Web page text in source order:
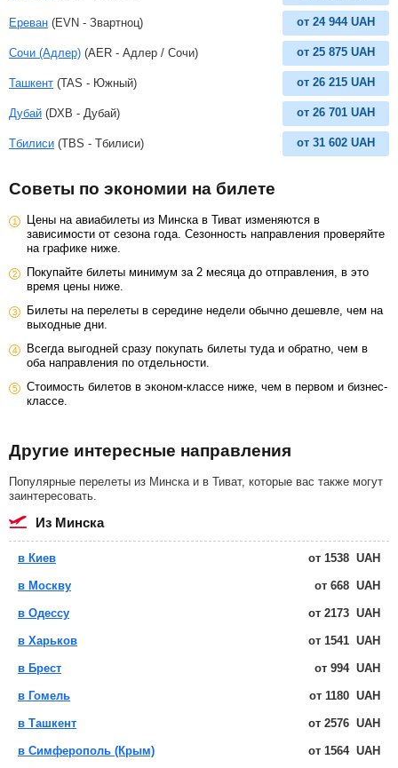
Ереван (EVN - Звартноц) от 24 944 UAH
Сочи (Адлер) (AER - Адлер / Сочи) от 25 875 UAH
Ташкент (TAS - Южный) от 26 215 UAH
Дубай (DXB - Дубай) от 26 701 UAH
Тбилиси (TBS - Тбилиси) от 31 602 UAH
Советы по экономии на билете
Цены на авиабилеты из Минска в Тиват изменяются в
зависимости от сезона года. Сезонность направления проверяйте
на графике ниже.
Покупайте билеты минимум за 2 месяца до отправления, в это
время цены ниже.
Билеты на перелеты в середине недели обычно дешевле, чем на
выходные дни.
Всегда выгодней сразу покупать билеты туда и обратно, чем в
оба направления по отдельности.
Стоимость билетов в эконом-классе ниже, чем в первом и бизнес-
классе.
Другие интересные направления
Популярные перелеты из Минска и в Тиват, которые вас также могут
заинтересовать.
из Минска
в Киев от 1538 UAH
в Москву от 668 UAH
в Одессу от 2173 UAH
в Харьков от 1541 UAH
в Брест от 994 UAH
в Гомель от 1180 UAH
в Ташкент от 2576 UAH
в Симферополь (Крым) от 1564 UAH